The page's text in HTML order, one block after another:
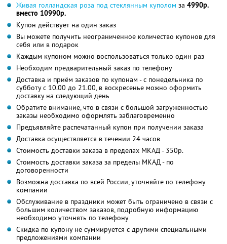
Живая голландская роза под стеклянным куполом за 4990р.
вместо 10990р.
Купон действует на один заказ
Вы можете получить неограниченное количество купонов для
себя или в подарок
Каждым купоном можно воспользоваться только один раз
Необходим предварительный заказ по телефону
Доставка и приём заказов по купонам - с понедельника по
субботу с 10.00 до 21.00, в воскресенье можно оформить
доставку на следующий день
Обратите внимание, что в связи с большой загруженностью
заказы необходимо оформлять заблаговременно
Предъявляйте распечатанный купон при получении заказа
Доставка осуществляется в течении 24 часов
Стоимость доставки заказа в пределах МКАД - 350р.
Стоимость доставки заказа за пределы МКАД - по
договоренности
Возможна доставка по всей России, уточняйте по телефону
компании
Обслуживание в праздники может быть ограничено в связи с
большим количеством заказов, подробную информацию
необходимо уточнять по телефону
Скидка по купону не суммируется с другими специальными
предложениями компании